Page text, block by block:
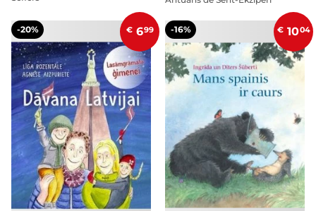
-20% € 699 -16% € 1004